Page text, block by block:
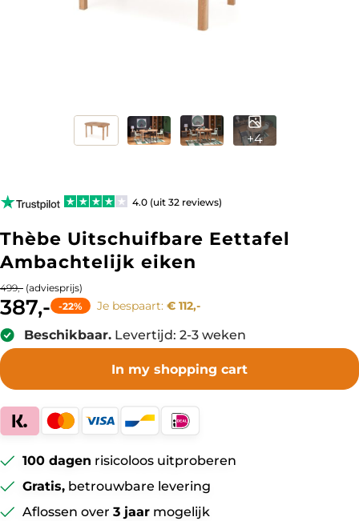
+4
4.0 (uit 32 reviews)
Thèbe Uitschuifbare Eettafel
Ambachtelijk eiken
499,- (adviesprijs)
387,- -22% Je bespaart: € 112,-
Beschikbaar. Levertijd: 2-3 weken
In my shopping cart
100 dagen risicoloos uitproberen
Gratis, betrouwbare levering
Aflossen over 3 jaar mogelijk